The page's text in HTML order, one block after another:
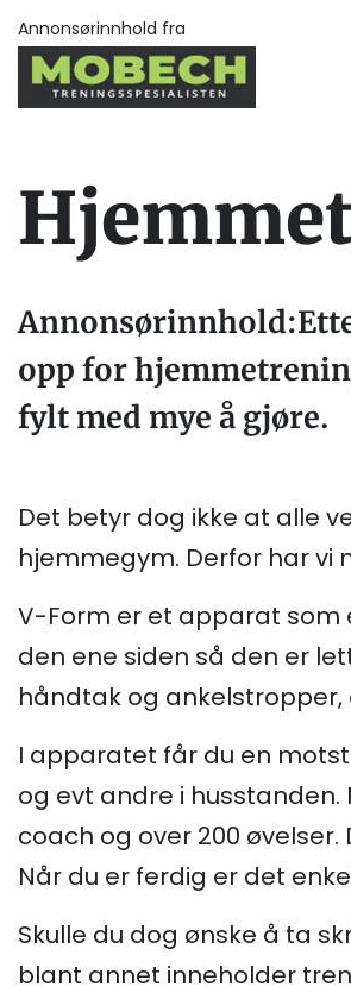
Annonsørinnhold fra
opp for
fylt med mye å gjøre.
Det betyr dog ikke at alle
hjemmegym. Derfor har vi
V-Form er et apparat som
den ene siden så den er
håndtak og
I apparatet får du en
og evt andre i
coach og over 200
Når du er ferdig er det
Skulle du dog ønske å ta
blant annet inneholder